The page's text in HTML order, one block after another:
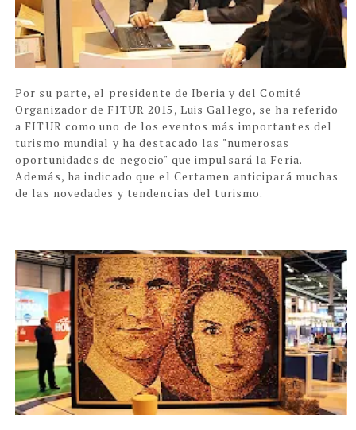
Por su parte, el presidente de Iberia y del Comité
Organizador de FITUR 2015, Luis Gallego, se ha referido
a FITUR como uno de los eventos más importantes del
turismo mundial y ha destacado las "numerosas
oportunidades de negocio" que impulsará la Feria.
Además, ha indicado que el Certamen anticipará muchas
de las novedades y tendencias del turismo.